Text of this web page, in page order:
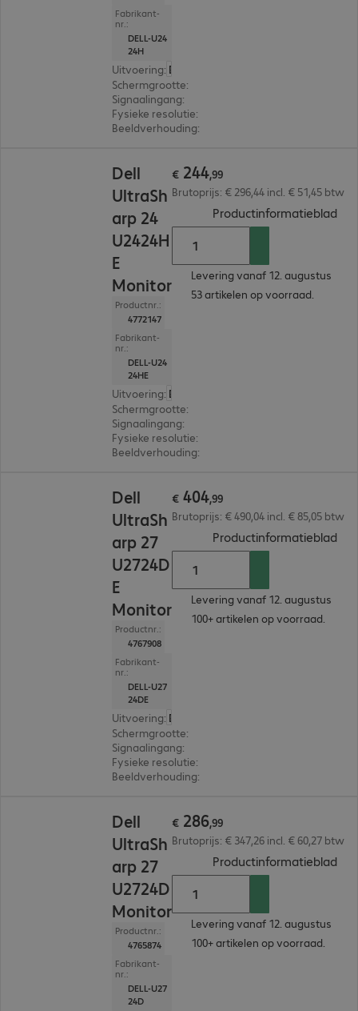
Fabrikant-
nr.:
DELL-U24
24H
Uitvoering:
Schermgrootte:
Signaalingang:
Fysieke resolutie:
Beeldverhouding:
Dell
UltraSh
arp 24
U2424H
E
Monitor
Productnr.:
4772147
Fabrikant-
nr.:
DELL-U24
24HE
Uitvoering:
Schermgrootte:
Signaalingang:
Fysieke resolutie:
Beeldverhouding:
€ 244,99
Brutoprijs: € 296,44 incl. € 51,45 btw
Productinformatieblad
Levering vanaf 12. augustus
53 artikelen op voorraad.
Dell
UltraSh
arp 27
U2724D
E
Monitor
Productnr.:
4767908
Fabrikant-
nr.:
DELL-U27
24DE
Uitvoering:
Schermgrootte:
Signaalingang:
Fysieke resolutie:
Beeldverhouding:
€ 404,99
Brutoprijs: € 490,04 incl. € 85,05 btw
Productinformatieblad
Levering vanaf 12. augustus
100+ artikelen op voorraad.
Dell
UltraSh
arp 27
U2724D
Monitor
Productnr.:
4765874
Fabrikant-
nr.:
DELL-U27
24D
€ 286,99
Brutoprijs: € 347,26 incl. € 60,27 btw
Productinformatieblad
Levering vanaf 12. augustus
100+ artikelen op voorraad.